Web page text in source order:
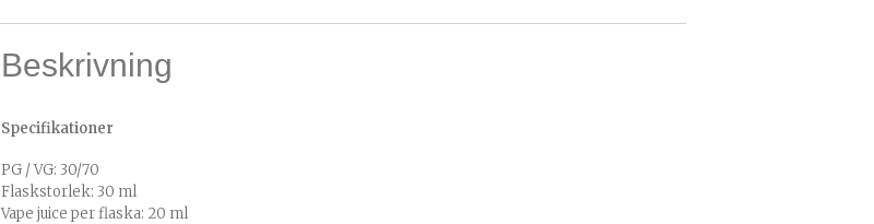
Beskrivning
Specifikationer
PG / VG: 30/70
Flaskstorlek: 30 ml
Vape juice per flaska: 20 ml